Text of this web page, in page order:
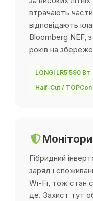
втрачають
відповідають
Bloomberg NEF, з
років на
LONGi LR5 590 Вт
Half-Cut / TOPCon
Гібридний
заряд і
Wi-Fi, тож стан
де. Захист тут